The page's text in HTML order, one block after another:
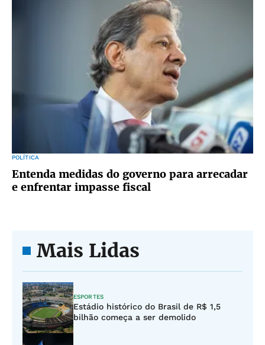
POLÍTICA
Entenda medidas do governo para arrecadar
e enfrentar impasse fiscal
Mais Lidas
ESPORTES
Estádio histórico do Brasil de R$ 1,5
bilhão começa a ser demolido